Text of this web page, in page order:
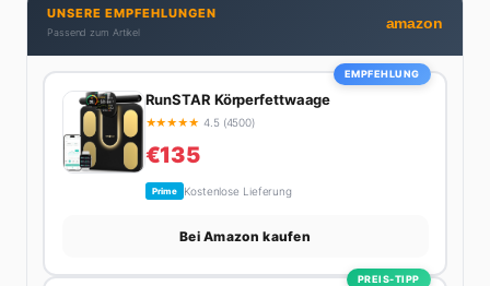
UNSERE EMPFEHLUNGEN
Passend zum Artikel
amazon
EMPFEHLUNG
RunSTAR Körperfettwaage
★★★★★ 4.5 (4500)
€135
Prime Kostenlose Lieferung
Bei Amazon kaufen
PREIS-TIPP